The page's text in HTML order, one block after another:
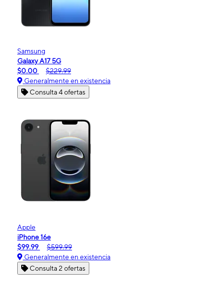
Samsung
Galaxy A17 5G
$0.00
$229.99
Generalmente en existencia
Consulta 4 ofertas
Apple
iPhone 16e
$99.99
$599.99
Generalmente en existencia
Consulta 2 ofertas